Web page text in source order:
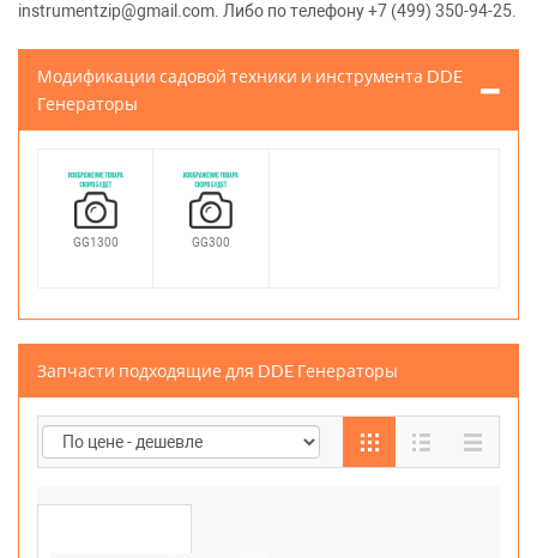
instrumentzip@gmail.com. Либо по телефону +7 (499) 350-94-25.
Модификации садовой техники и инструмента DDE
Генераторы
GG1300 GG300
Запчасти подходящие для DDE Генераторы